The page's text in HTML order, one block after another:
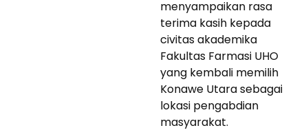
menyampaikan rasa
terima kasih kepada
civitas akademika
Fakultas Farmasi UHO
yang kembali memilih
Konawe Utara sebagai
lokasi pengabdian
masyarakat.